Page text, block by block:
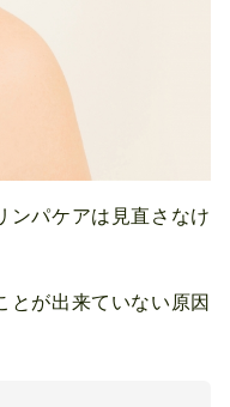
ンパケアは見直さなけ
とが出来ていない原因